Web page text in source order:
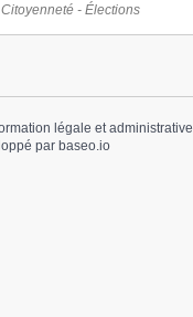
- Élections
légale et administrative
par baseo.io